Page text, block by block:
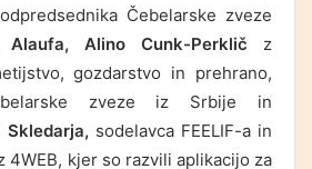
Čebelarske zveze
Alaufa, Alino Cunk-Perklič z
gozdarstvo in prehrano,
zveze iz Srbije in
Skledarja, sodelavca FEELIF-a in
4WEB, kjer so razvili aplikacijo za